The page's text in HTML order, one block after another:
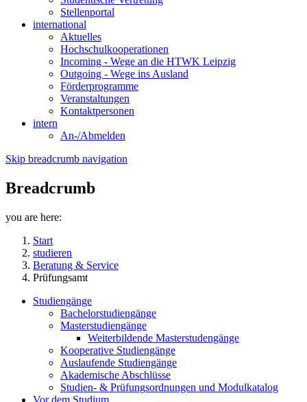
Stellenportal
international
Aktuelles
Hochschulkooperationen
Incoming - Wege an die HTWK Leipzig
Outgoing - Wege ins Ausland
Förderprogramme
Veranstaltungen
Kontaktpersonen
intern
An-/Abmelden
Skip breadcrumb navigation
Breadcrumb
you are here:
Start
studieren
Beratung & Service
Prüfungsamt
Studiengänge
Bachelorstudiengänge
Masterstudiengänge
Weiterbildende Masterstudengänge
Kooperative Studiengänge
Auslaufende Studiengänge
Akademische Abschlüsse
Studien- & Prüfungsordnungen und Modulkatalog